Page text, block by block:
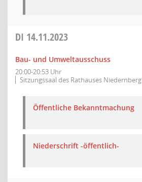
DI 14.11.2023
Bau- und Umweltausschuss
20:00-20:53 Uhr
Sitzungssaal des Rathauses Niedernberg
Öffentliche Bekanntmachung
Niederschrift -öffentlich-